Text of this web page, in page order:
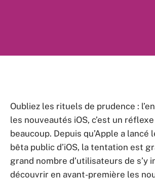
Oubliez les rituels de prudence :
les nouveautés iOS, c’est un
beaucoup. Depuis qu’Apple a lancé
bêta public d’iOS, la tentation est
grand nombre d’utilisateurs de s’y
découvrir en avant-première les